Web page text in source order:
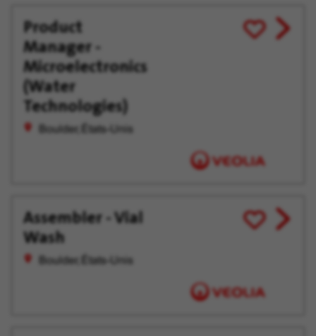
Product
Manager -
Microelectronics
(Water
Technologies)
Boulder, États-Unis
Enregistrer
pour
View
job
Assembler - Vial
Wash
Boulder, États-Unis
Enregistrer
pour
View
job